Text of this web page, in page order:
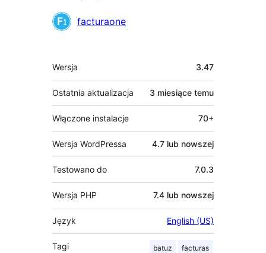
Zaangażowani
facturaone
Meta
Wersja 3.47
Ostatnia aktualizacja 3 miesiące temu
Włączone instalacje 70+
Wersja WordPressa 4.7 lub nowszej
Testowano do 7.0.3
Wersja PHP 7.4 lub nowszej
Język English (US)
Tagi batuz facturas